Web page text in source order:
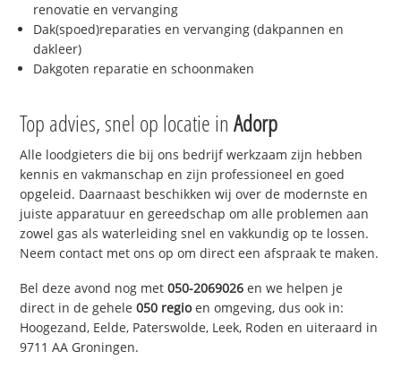
renovatie en vervanging
Dak(spoed)reparaties en vervanging (dakpannen en
dakleer)
Dakgoten reparatie en schoonmaken
Top advies, snel op locatie inAdorp
Alle loodgieters die bij ons bedrijf werkzaam zijn hebben
kennis en vakmanschap en zijn professioneel en goed
opgeleid. Daarnaast beschikken wij over de modernste en
juiste apparatuur en gereedschap om alle problemen aan
zowel gas als waterleiding snel en vakkundig op te lossen.
Neem contact met ons op om direct een afspraak te maken.
Bel deze avond nog met050-2069026 en we helpen je
direct in de gehele050 regioen omgeving, dus ook in:
Hoogezand, Eelde, Paterswolde, Leek, Roden en uiteraard in
9711 AA Groningen.